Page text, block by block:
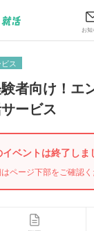
お知
ス
者向け！エ
ービス
ベントは終了しま
ページ下部をご確認く